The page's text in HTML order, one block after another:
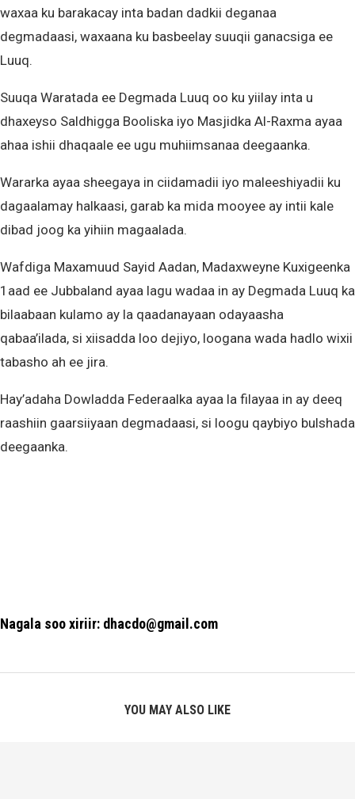
waxaa ku barakacay inta badan dadkii deganaa
degmadaasi, waxaana ku basbeelay suuqii ganacsiga ee
Luuq.
Suuqa Waratada ee Degmada Luuq oo ku yiilay inta u
dhaxeyso Saldhigga Booliska iyo Masjidka Al-Raxma ayaa
ahaa ishii dhaqaale ee ugu muhiimsanaa deegaanka.
Wararka ayaa sheegaya in ciidamadii iyo maleeshiyadii ku
dagaalamay halkaasi, garab ka mida mooyee ay intii kale
dibad joog ka yihiin magaalada.
Wafdiga Maxamuud Sayid Aadan, Madaxweyne Kuxigeenka
1aad ee Jubbaland ayaa lagu wadaa in ay Degmada Luuq ka
bilaabaan kulamo ay la qaadanayaan odayaasha
qabaa’ilada, si xiisadda loo dejiyo, loogana wada hadlo wixii
tabasho ah ee jira.
Hay’adaha Dowladda Federaalka ayaa la filayaa in ay deeq
raashiin gaarsiiyaan degmadaasi, si loogu qaybiyo bulshada
deegaanka.
Nagala soo xiriir: dhacdo@gmail.com
YOU MAY ALSO LIKE